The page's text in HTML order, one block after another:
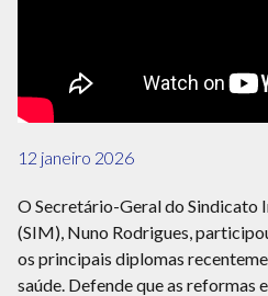
12 janeiro 2026
O Secretário-Geral do Sindicato
(SIM), Nuno Rodrigues,
os principais diplomas
saúde. Defende que as reformas